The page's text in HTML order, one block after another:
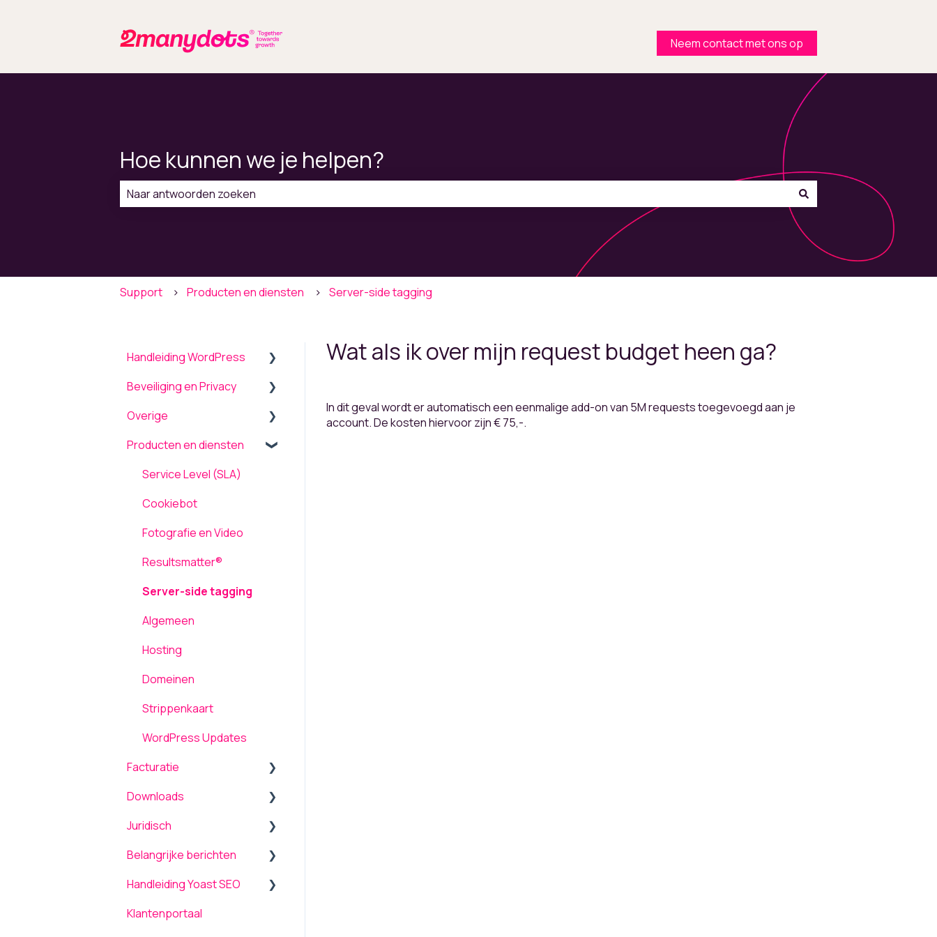
Neem contact met ons op
Hoe kunnen we je helpen?
Support Producten en diensten Server-side tagging
Wat als ik over mijn request budget heen ga?
In dit geval wordt er automatisch een eenmalige add-on van 5M requests toegevoegd aan je
account. De kosten hiervoor zijn € 75,-.
Handleiding WordPress
Algemeen
Menu
Theme settings
Plugins
Formulieren
Pagina's
Media
Inloggen
Gebruikers
Beveiliging en Privacy
Beveiliging
Onderhoud en updates
TLS ondersteuning
AVG / GDPR
Overige
Back-up terugplaatsen /
Producten en diensten
Service Level (SLA)
Cookiebot
Fotografie en Video
Resultsmatter®
Server-side tagging
Algemeen
Hosting
Domeinen
Strippenkaart
WordPress Updates
Facturatie
Algemeen
Betalen / Transacties
Wijzigingen / Mutaties
Bank en betaalrekening
COVID-19
Downloads
Producten
Overige
Managed Services
Resultsmatter®
Juridisch
Voorwaarden
Belangrijke berichten
Upgrade naar PHP 8
Ontwerpeisen voor
Handleiding Yoast SEO
Dashboard
Klantenportaal